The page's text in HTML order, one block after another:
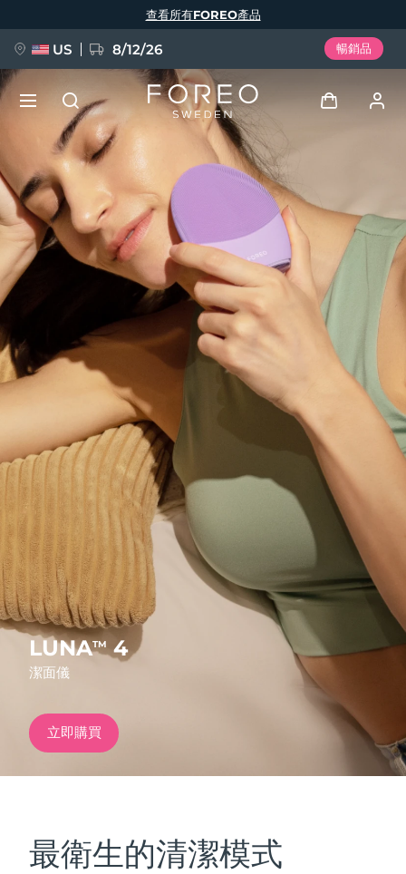
LUNATM4
潔面儀
立即購買
最衛生的清潔模式
查看所有FOREO產品
US 8/12/26 暢銷品
用戶信息
我的設備
我的訂單
我的地址
我的訂閱
新品
FAQ™ Pure Beauty-Tech Elixir
BREAKING NEWS
issa™ Teeth Whitening Set
FAQ™ Dual LED Panel
熱門產品
特別優惠
紅光療法
語言
English Deutsch
Español
Français
Italiano
Português
Svenska
Русский
Türkçe
简体中文 繁體中文
發貨國家
美國 預計送達日期 8/12/26
英國 預計送達日期8/11/26
西班牙 8/11/26
澳洲 預計送達日期 8/14/26
法國 預計送達日期
德國 預計送達日期
加拿大 預計送達日期 8/15/26
奧地利 預計送達日期